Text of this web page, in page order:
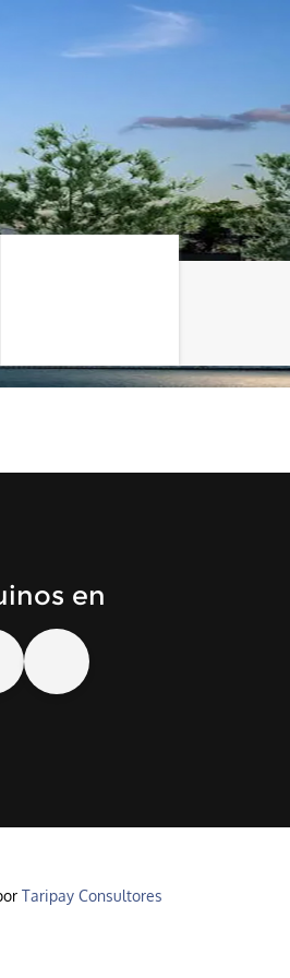
en
Taripay Consultores